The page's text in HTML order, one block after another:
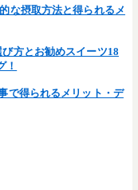
な摂取方法と得られるメ
方とお勧めスイーツ18
！
で得られるメリット・デ